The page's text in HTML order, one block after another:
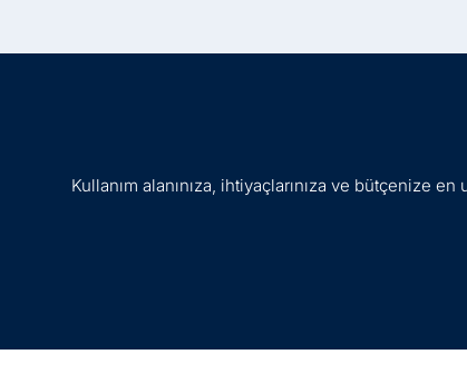
Kullanım alanınıza, ihtiyaçlarınıza ve bütçenize